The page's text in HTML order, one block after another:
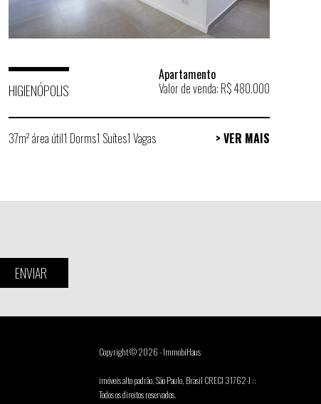
HIGIENÓPOLIS
Apartamento
Valor de venda: R$ 480.000
37m² área útil1 Dorms1 Suítes1 Vagas > VER MAIS
ENVIAR
Copyright © 2026 - ImmobiHaus
imóveis alto padrão, São Paulo, Brasil CRECI 31762-J ::
Todos os direitos reservados.